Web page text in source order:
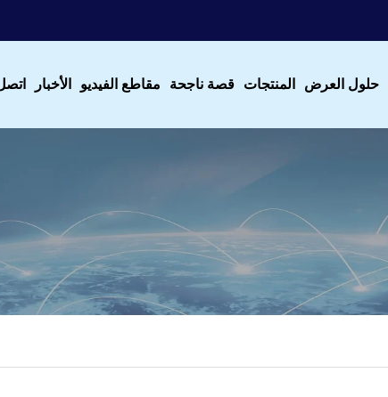
حلول العرض المنتجات قصة ناجحة مقاطع الفيديو الأخبار